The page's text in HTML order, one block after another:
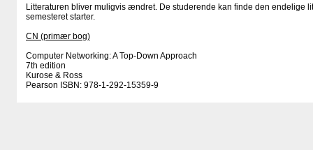
Litteraturen bliver muligvis ændret. De studerende kan finde den endelige
semesteret starter.
CN (primær bog)
Computer Networking: A Top-Down Approach
7th edition
Kurose & Ross
Pearson ISBN: 978-1-292-15359-9